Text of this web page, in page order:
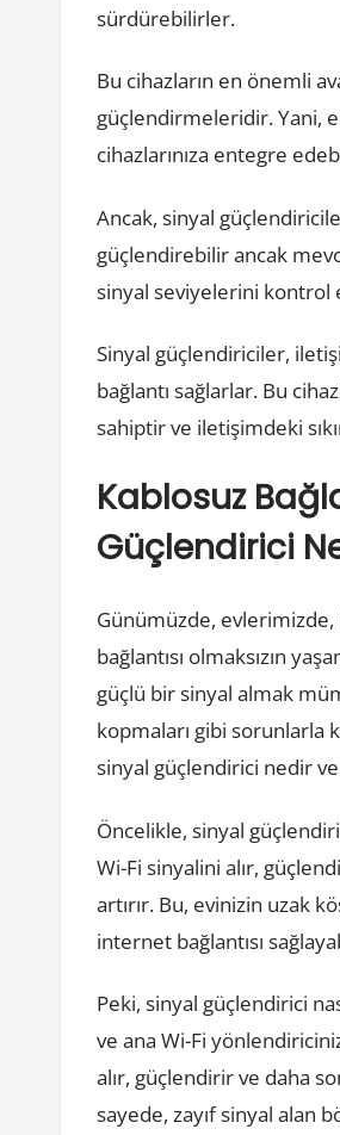
sürdürebilirler.
Bu cihazların en önemli
güçlendirmeleridir. Yani,
cihazlarınıza entegre
Ancak, sinyal
güçlendirebilir ancak
sinyal seviyelerini kontrol
Sinyal güçlendiriciler,
bağlantı sağlarlar. Bu
sahiptir ve iletişimdeki
Kablosuz
Güçlendirici
Günümüzde,
bağlantısı olmaksızın
güçlü bir sinyal almak
kopmaları gibi sorunlarla
sinyal güçlendirici nedir ve
Öncelikle, sinyal
Wi-Fi sinyalini alır,
artırır. Bu, evinizin uzak
internet bağlantısı
Peki, sinyal güçlendirici
ve ana Wi-Fi
alır, güçlendirir ve daha
sayede, zayıf sinyal alan